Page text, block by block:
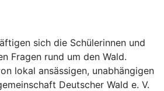
sich die Schülerinnen und
Fragen rund um den Wald.
lokal ansässigen, unabhängigen
Deutscher Wald e. V.